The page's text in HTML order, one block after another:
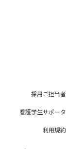
採用ご担当
看護学生サポー
利用規約